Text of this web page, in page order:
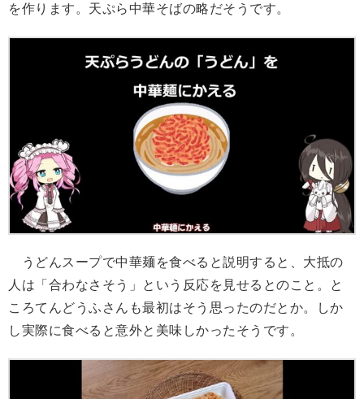
を作ります。天ぷら中華そばの略だそうです。
うどんスープで中華麺を食べると説明すると、大抵の
人は「合わなさそう」という反応を見せるとのこと。と
ころてんどうふさんも最初はそう思ったのだとか。しか
し実際に食べると意外と美味しかったそうです。